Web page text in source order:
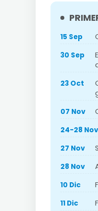
15 Sep
30 Sep
23 Oct
07 Nov
24-28 Nov
27 Nov
28 Nov
10 Dic
11 Dic